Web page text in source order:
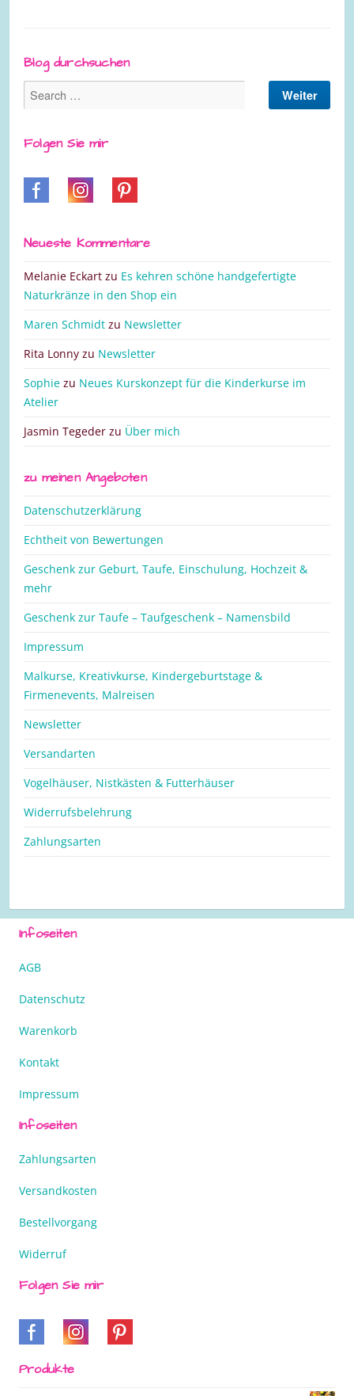
Blog durchsuchen
Folgen Sie mir
Neueste Kommentare
Melanie Eckart zu Es kehren schöne handgefertigte
Naturkränze in den Shop ein
Maren Schmidt zu Newsletter
Rita Lonny zu Newsletter
Sophie zu Neues Kurskonzept für die Kinderkurse im
Atelier
Jasmin Tegeder zu Über mich
zu meinen Angeboten
Datenschutzerklärung
Echtheit von Bewertungen
Geschenk zur Geburt, Taufe, Einschulung, Hochzeit &
mehr
Geschenk zur Taufe – Taufgeschenk – Namensbild
Impressum
Malkurse, Kreativkurse, Kindergeburtstage &
Firmenevents, Malreisen
Newsletter
Versandarten
Vogelhäuser, Nistkästen & Futterhäuser
Widerrufsbelehrung
Zahlungsarten
Infoseiten
AGB
Datenschutz
Warenkorb
Kontakt
Impressum
Infoseiten
Zahlungsarten
Versandkosten
Bestellvorgang
Widerruf
Folgen Sie mir
Produkte